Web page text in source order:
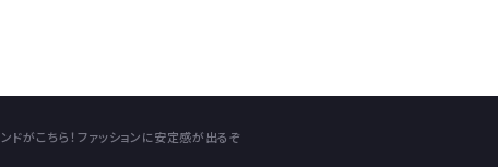
ドがこちら！ファッションに安定感が出るぞ